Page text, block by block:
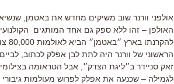
אולפני וורנר שוב משיקים מחדש את באטמן
האולפן – זהו ללא ספק גם אחד המותגים
להקרנתו בארץ ״באטמן״ הביא לאולמות 80,000 צופים (״האביר האפל״ הביא 50,000)
הראשוני של וורנר היה לתת לבן אפלק לכתוב
זאק סניידר ב״ליגת הצדק״
אבל הטראומה
לגמילה – שכנעה את אפלק לפרוש מעולמות